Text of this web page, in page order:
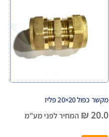
מקשר כפול 20×20 פליז
₪20.0 המחיר לפני מע"מ